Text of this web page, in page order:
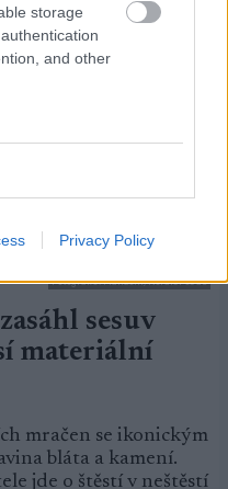
storage
and other
Privacy Policy
Fotografie: Manzoni/NordicFocus
sesuv
materiální
mračen se ikonickým
bláta a kamení.
jde o štěstí v neštěstí